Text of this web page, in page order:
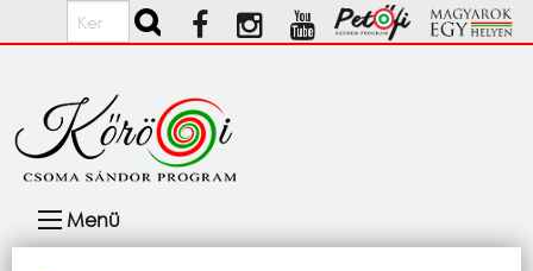
Ugrás a tartalomra
Keresés
navigáció
Menü